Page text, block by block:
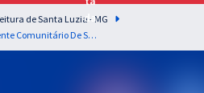
para as principais
de Santa Luzia - MG
Prefeitura de Santa Luzia - MG - Agente Comunitário De Saúde (ACS)